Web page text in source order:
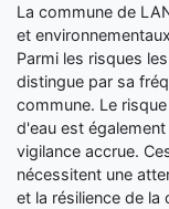
La commune de
et
Parmi les risques
distingue par sa
commune. Le
d'eau est
vigilance accrue.
nécessitent une
et la résilience de la